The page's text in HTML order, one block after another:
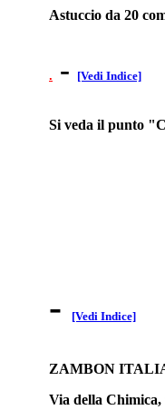
Astuccio da 20
. - [Vedi Indice]
Si veda il punto
- [Vedi Indice]
ZAMBON
Via della Chimica,